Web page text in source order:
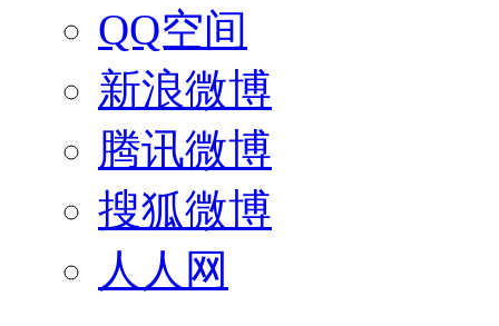
QQ空间
新浪微博
腾讯微博
搜狐微博
人人网